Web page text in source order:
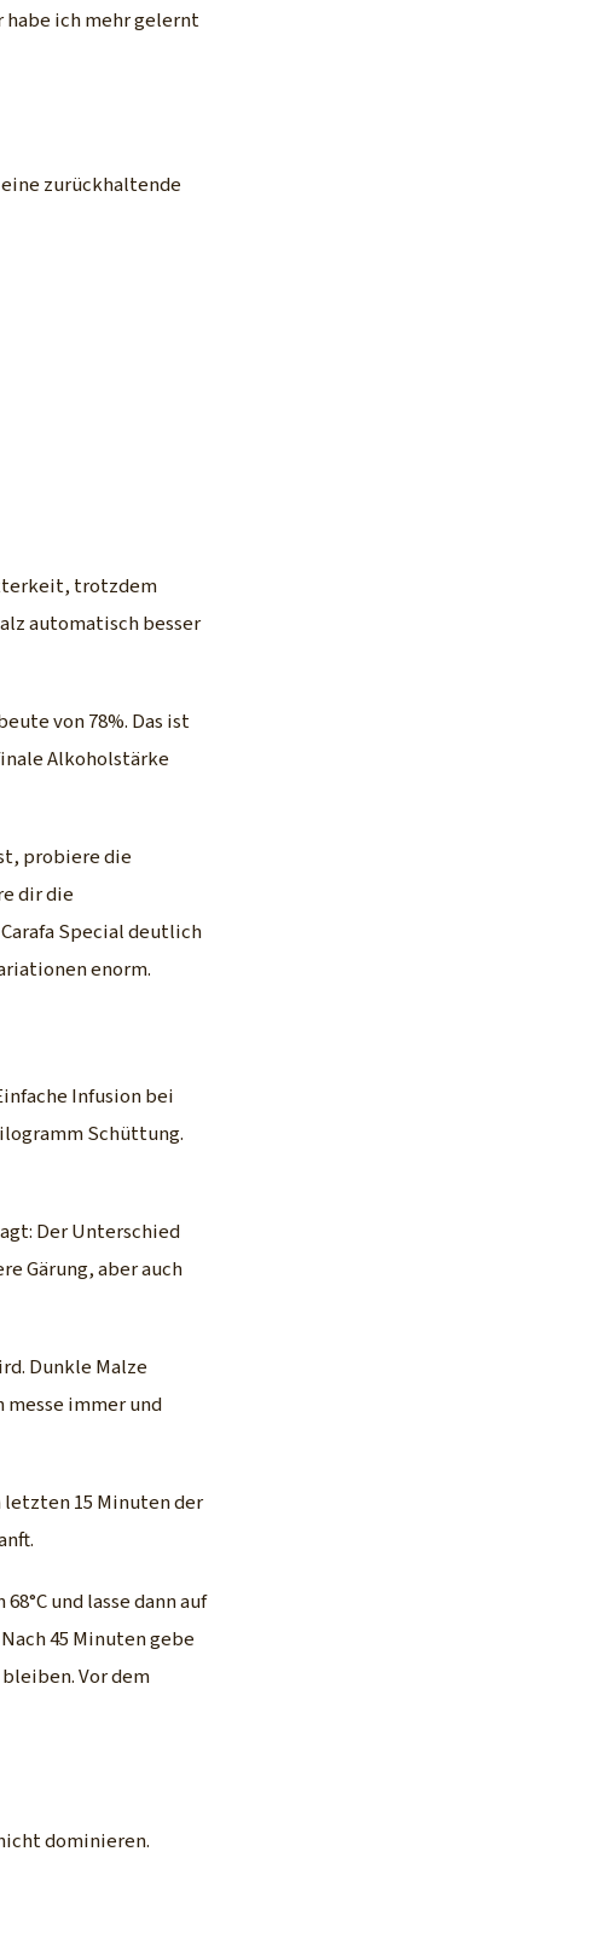
habe ich mehr gelernt
zurückhaltende
trotzdem
automatisch besser
von 78%. Das ist
Alkoholstärke
probiere die
dir die
Special deutlich
enorm.
Infusion bei
Schüttung.
Der Unterschied
Gärung, aber auch
Dunkle Malze
immer und
letzten 15 Minuten der
und lasse dann auf
45 Minuten gebe
Vor dem
dominieren.